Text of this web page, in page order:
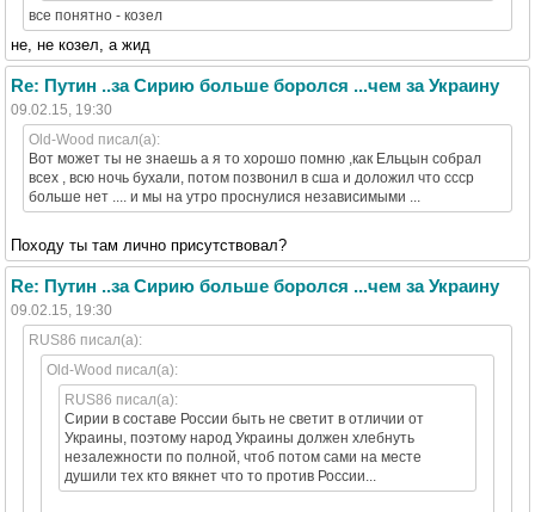
все понятно - козел
не, не козел, а жид
Re: Путин ..за Сирию больше боролся ...чем за Украину
09.02.15, 19:30
Old-Wood писал(а):
Вот может ты не знаешь а я то хорошо помню ,как Ельцын собрал
всех , всю ночь бухали, потом позвонил в сша и доложил что ссср
больше нет .... и мы на утро проснулися независимыми ...
Походу ты там лично присутствовал?
Re: Путин ..за Сирию больше боролся ...чем за Украину
09.02.15, 19:30
RUS86 писал(а):
Old-Wood писал(а):
RUS86 писал(а):
Сирии в составе России быть не светит в отличии от
Украины, поэтому народ Украины должен хлебнуть
незалежности по полной, чтоб потом сами на месте
душили тех кто вякнет что то против России...